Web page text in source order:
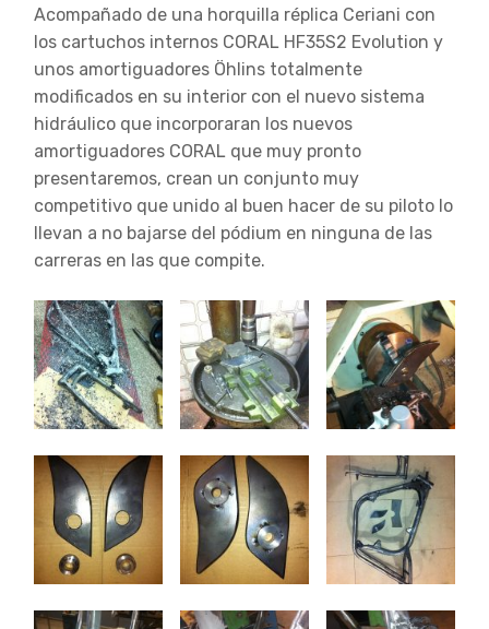
Acompañado de una horquilla réplica Ceriani con
los cartuchos internos CORAL HF35S2 Evolution y
unos amortiguadores Öhlins totalmente
modificados en su interior con el nuevo sistema
hidráulico que incorporaran los nuevos
amortiguadores CORAL que muy pronto
presentaremos, crean un conjunto muy
competitivo que unido al buen hacer de su piloto lo
llevan a no bajarse del pódium en ninguna de las
carreras en las que compite.